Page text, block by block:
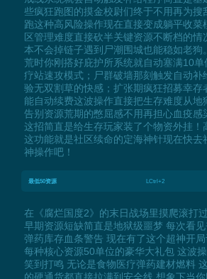
些疯狂跑图的摸金校尉们终于不用再为搜
跑这种高风险操作现在直接变成躺平收菜
区管理难度直接砍半关键资源不断档的情
本不会掉链子遇到尸潮围城也能稳如老狗
荒时你刚搭好庇护所系统就自动塞满10
疗站速攻模式；尸群破墙那刻触发自动补
验无双割草的快感；扩张期疯狂招募幸存
能自动续费这波操作直接把生存难度从地
告别资源荒期的憋屈感不用再担心血疫感
这招简直是给生存玩家装了个物资外挂！
这功能就是社区续命的定海神针现在快去
神操作吧！
最低50资源 LCtrl+2
在《腐烂国度2》的末日战场里摸爬滚打
早期资源短缺简直是地狱级噩梦 每次看
弹药库存血条警告 现在有了这个超神开
每种核心资源50单位的豪华大礼包 这波
笑到打鸣 无论是食物医疗弹药建材燃料
的硬通货都直接拉满到安全线 想象下当